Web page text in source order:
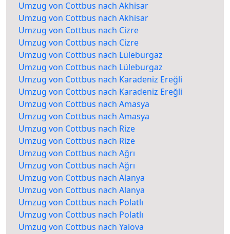
Umzug von Cottbus nach Akhisar
Umzug von Cottbus nach Akhisar
Umzug von Cottbus nach Cizre
Umzug von Cottbus nach Cizre
Umzug von Cottbus nach Lüleburgaz
Umzug von Cottbus nach Lüleburgaz
Umzug von Cottbus nach Karadeniz Ereğli
Umzug von Cottbus nach Karadeniz Ereğli
Umzug von Cottbus nach Amasya
Umzug von Cottbus nach Amasya
Umzug von Cottbus nach Rize
Umzug von Cottbus nach Rize
Umzug von Cottbus nach Ağrı
Umzug von Cottbus nach Ağrı
Umzug von Cottbus nach Alanya
Umzug von Cottbus nach Alanya
Umzug von Cottbus nach Polatlı
Umzug von Cottbus nach Polatlı
Umzug von Cottbus nach Yalova